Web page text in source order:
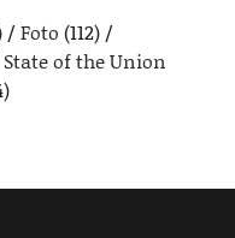
Foto (112)
State of the Union